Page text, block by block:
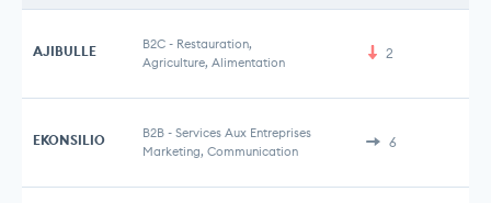
AJIBULLE B2C - Restauration,
Agriculture, Alimentation
2
EKONSILIO B2B - Services Aux Entreprises
Marketing, Communication
6